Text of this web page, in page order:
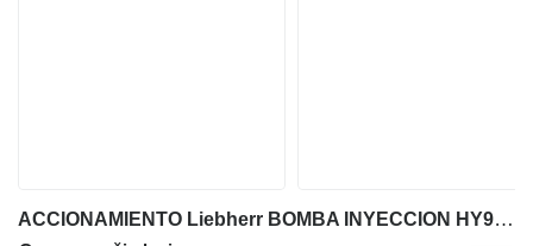
ACCIONAMIENTO Liebherr BOMBA INYECCION HY9883329 na autožeriava Liebherr LTM CRANES